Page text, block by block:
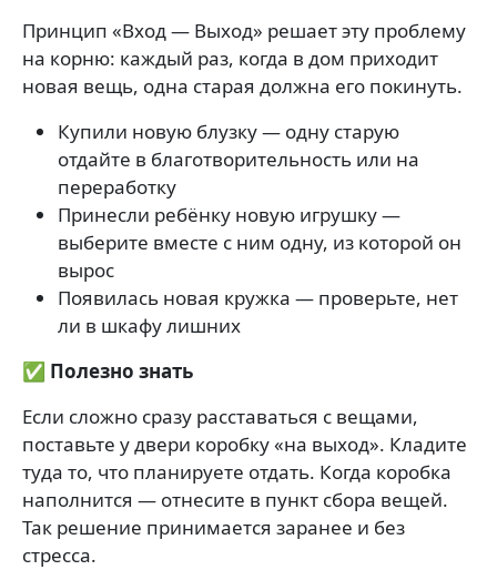
Принцип «Вход — Выход» решает эту проблему
на корню: каждый раз, когда в дом приходит
новая вещь, одна старая должна его покинуть.
Купили новую блузку — одну старую
отдайте в благотворительность или на
переработку
Принесли ребёнку новую игрушку —
выберите вместе с ним одну, из которой он
вырос
Появилась новая кружка — проверьте, нет
ли в шкафу лишних
✅ Полезно знать
Если сложно сразу расставаться с вещами,
поставьте у двери коробку «на выход». Кладите
туда то, что планируете отдать. Когда коробка
наполнится — отнесите в пункт сбора вещей.
Так решение принимается заранее и без
стресса.